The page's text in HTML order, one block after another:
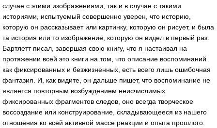
случае с этими изображениями, так и в случае с такими
историями, испытуемый совершенно уверен, что историю,
которую он рассказывает или картинку, которую он рисует, и была
та история или то изображение, которую он видел в первый раз.
Бартлетт писал, завершая свою книгу, что я настаивал на
протяжении всей это книги на том, что описание воспоминаний
как фиксированных и безжизненных, есть всего лишь ошибочная
фантазия. И, как видите, он дальше пишет, что воспоминание не
является повторным возбуждением неисчислимых
фиксированных фрагментов следов, оно всегда творческое
воссоздание или конструирование, складывающееся из нашего
отношения ко всей активной массе реакции и опыта прошлого.